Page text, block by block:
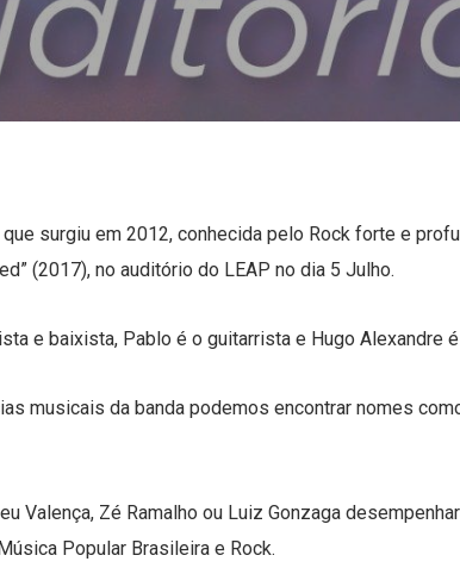
surgiu em 2012, conhecida pelo Rock forte e
(2017), no auditório do LEAP no dia 5 Julho.
e baixista, Pablo é o guitarrista e Hugo Alexandre
musicais da banda podemos encontrar nomes
Valença, Zé Ramalho ou Luiz Gonzaga
Popular Brasileira e Rock.